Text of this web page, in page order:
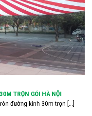
TRỌN GÓI HÀ NỘI
đường kính 30m trọn [...]